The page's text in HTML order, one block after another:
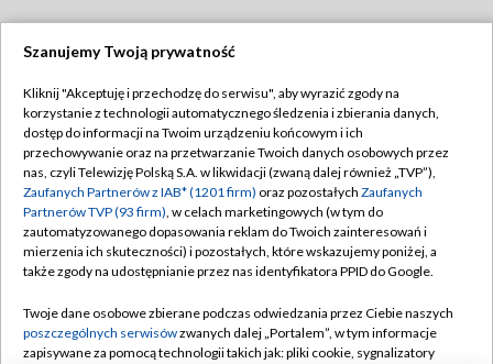
TVP
Abonament TVP
Emisja w TVP
Centrum informacji TVP
Naziemna Telewizja Cyfrowa
Rada Programowa
Regulamin TVP
Polityka prywatności
Moje zgody
Pomoc
Kontakt
Szanujemy Twoją prywatność
Kliknij "Akceptuję i przechodzę do serwisu", aby wyrazić zgody na
korzystanie z technologii automatycznego śledzenia i zbierania danych,
dostęp do informacji na Twoim urządzeniu końcowym i ich
przechowywanie oraz na przetwarzanie Twoich danych osobowych przez
nas, czyli Telewizję Polską S.A. w likwidacji (zwaną dalej również „TVP”),
Zaufanych Partnerów z IAB* (1201 firm) oraz pozostałych Zaufanych
Partnerów TVP (93 firm), w celach marketingowych (w tym do
zautomatyzowanego dopasowania reklam do Twoich zainteresowań i
mierzenia ich skuteczności) i pozostałych, które wskazujemy poniżej, a
także zgody na udostępnianie przez nas identyfikatora PPID do Google.
Twoje dane osobowe zbierane podczas odwiedzania przez Ciebie naszych
poszczególnych serwisówzwanych dalej „Portalem”, w tym informacje
zapisywane za pomocą technologii takich jak: pliki cookie, sygnalizatory